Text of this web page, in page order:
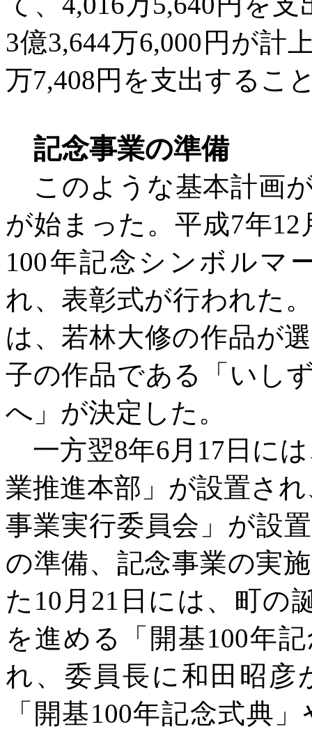
3億3,644万6,000円が計
万7,408円を支出するこ
記念事業の準備
このような基本計画
が始まった。平成7年
100年記念シンボルマ
れ、表彰式が行われた
は、若林大修の作品が
子の作品である「いし
へ」が決定した。
一方翌8年6月17日に
業推進本部」が設置さ
事業実行委員会」が設
の準備、記念事業の実
た10月21日には、町の
を進める「開基100年
れ、委員長に和田昭彦
「開基100年記念式典